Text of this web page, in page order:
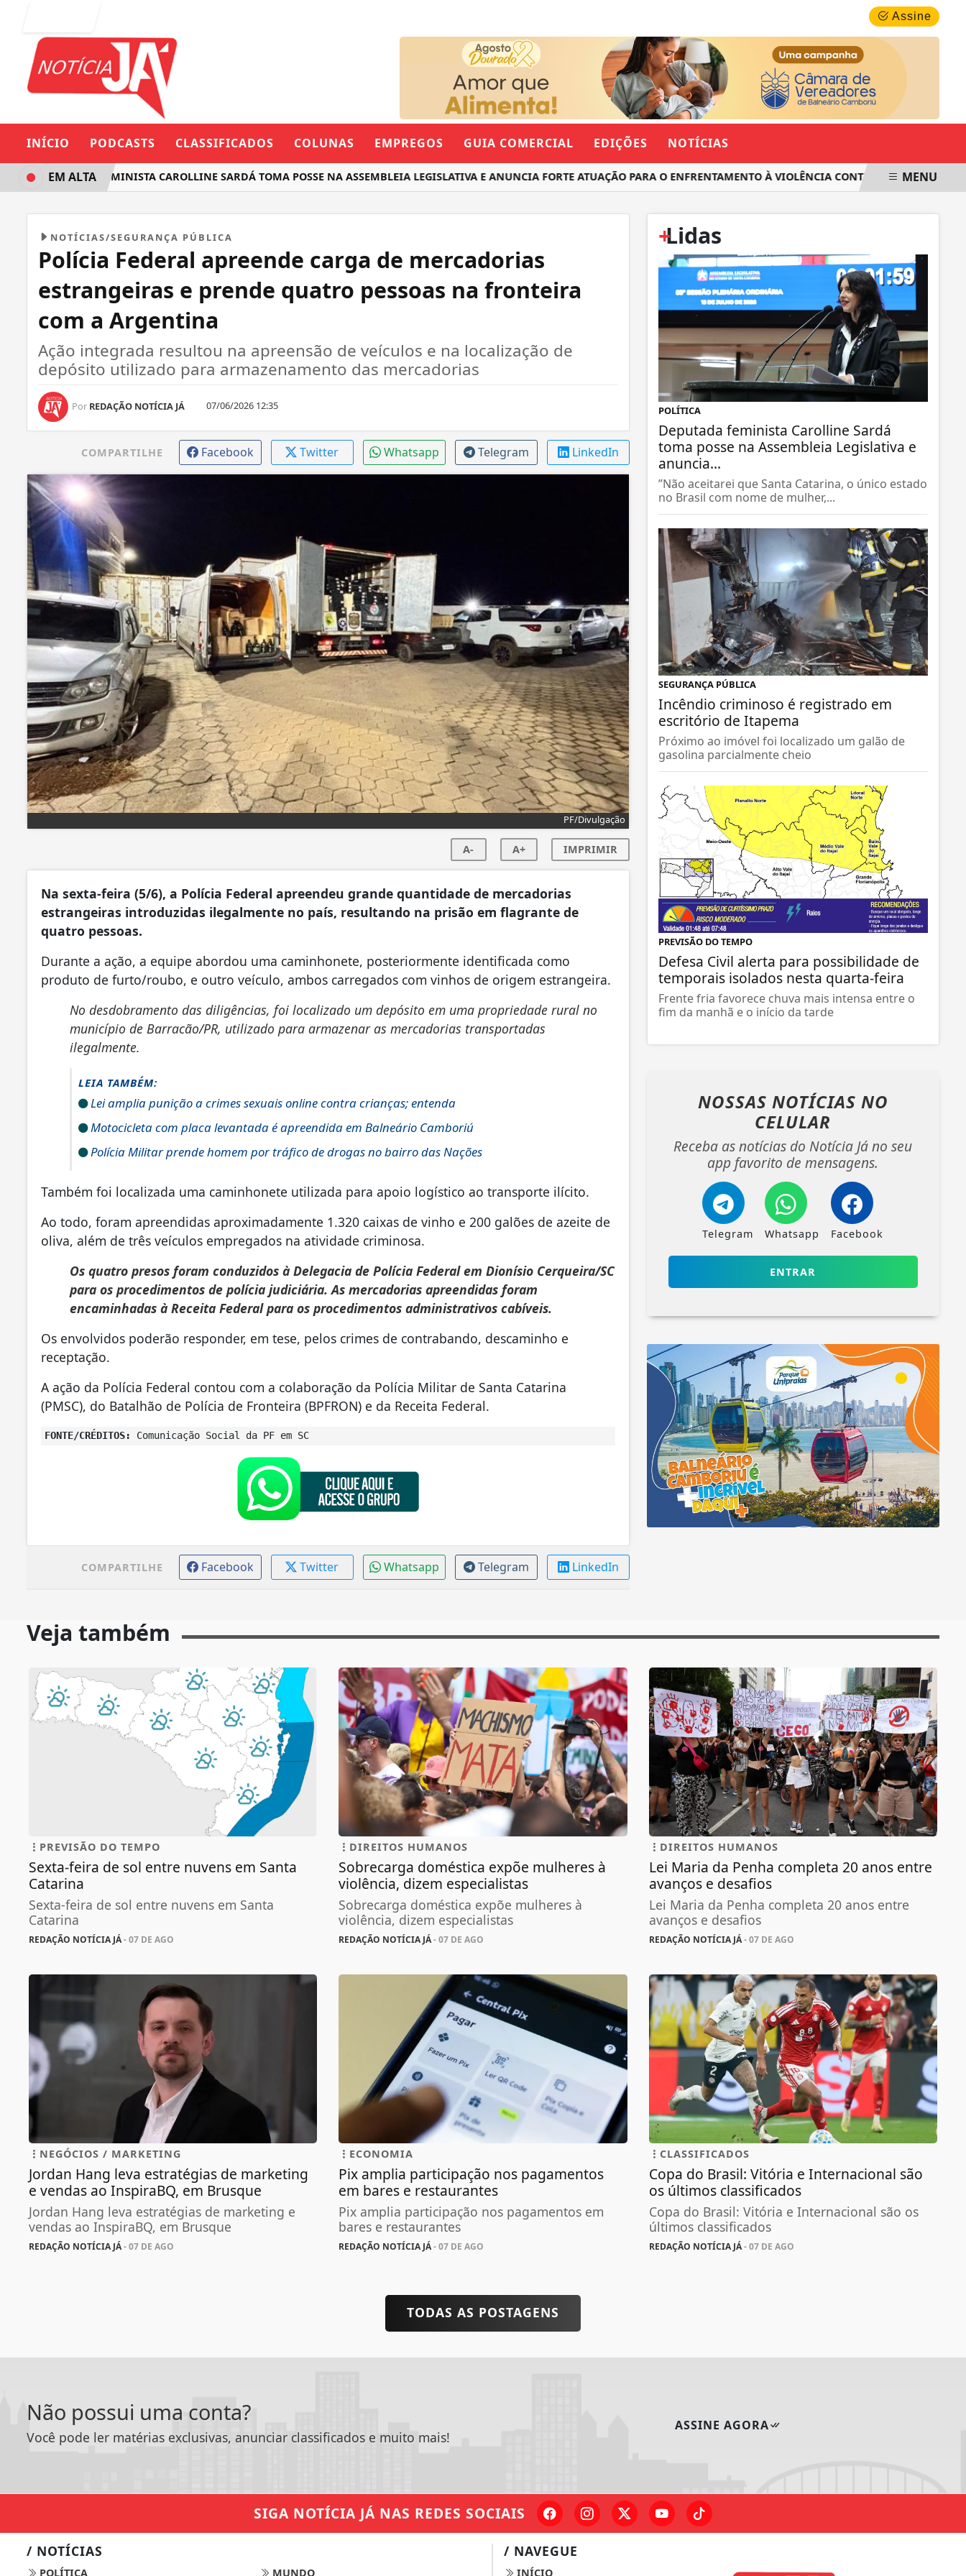
Assine
INÍCIO PODCASTS CLASSIFICADOS COLUNAS EMPREGOS GUIA COMERCIAL EDIÇÕES NOTÍCIAS
DEPUTADA FEMINISTA CAROLLINE SARDÁ TOMA POSSE NA ASSEMBLEIA LEGISLATIVA E ANUNCIA FORTE ATUAÇÃO PARA O ENFRENTAMENTO À VIOLÊNCIA CONTRA AS MULHERES EM
EM ALTA MENU
NOTÍCIAS/SEGURANÇA PÚBLICA
Polícia Federal apreende carga de mercadorias
estrangeiras e prende quatro pessoas na fronteira
com a Argentina
Ação integrada resultou na apreensão de veículos e na localização de
depósito utilizado para armazenamento das mercadorias
Por REDAÇÃO NOTÍCIA JÁ 07/06/2026 12:35
COMPARTILHE Facebook Twitter Whatsapp Telegram LinkedIn
PF/Divulgação
A- A+ IMPRIMIR
Na sexta-feira (5/6), a Polícia Federal apreendeu grande quantidade de mercadorias
estrangeiras introduzidas ilegalmente no país, resultando na prisão em flagrante de
quatro pessoas.
Durante a ação, a equipe abordou uma caminhonete, posteriormente identificada como
produto de furto/roubo, e outro veículo, ambos carregados com vinhos de origem estrangeira.
No desdobramento das diligências, foi localizado um depósito em uma propriedade rural no
município de Barracão/PR, utilizado para armazenar as mercadorias transportadas
ilegalmente.
LEIA TAMBÉM:
Lei amplia punição a crimes sexuais online contra crianças; entenda
Motocicleta com placa levantada é apreendida em Balneário Camboriú
Polícia Militar prende homem por tráfico de drogas no bairro das Nações
Também foi localizada uma caminhonete utilizada para apoio logístico ao transporte ilícito.
Ao todo, foram apreendidas aproximadamente 1.320 caixas de vinho e 200 galões de azeite de
oliva, além de três veículos empregados na atividade criminosa.
Os quatro presos foram conduzidos à Delegacia de Polícia Federal em Dionísio Cerqueira/SC
para os procedimentos de polícia judiciária. As mercadorias apreendidas foram
encaminhadas à Receita Federal para os procedimentos administrativos cabíveis.
Os envolvidos poderão responder, em tese, pelos crimes de contrabando, descaminho e
receptação.
A ação da Polícia Federal contou com a colaboração da Polícia Militar de Santa Catarina
(PMSC), do Batalhão de Polícia de Fronteira (BPFRON) e da Receita Federal.
FONTE/CRÉDITOS: Comunicação Social da PF em SC
COMPARTILHE Facebook Twitter Whatsapp Telegram LinkedIn
+
Lidas
POLÍTICA
Deputada feminista Carolline Sardá
toma posse na Assembleia Legislativa e
anuncia...
”Não aceitarei que Santa Catarina, o único estado
no Brasil com nome de mulher,...
SEGURANÇA PÚBLICA
Incêndio criminoso é registrado em
escritório de Itapema
Próximo ao imóvel foi localizado um galão de
gasolina parcialmente cheio
PREVISÃO DO TEMPO
Defesa Civil alerta para possibilidade de
temporais isolados nesta quarta-feira
Frente fria favorece chuva mais intensa entre o
fim da manhã e o início da tarde
NOSSAS NOTÍCIAS NO
CELULAR
Receba as notícias do Notícia Já no seu
app favorito de mensagens.
Telegram Whatsapp Facebook
ENTRAR
Veja também
PREVISÃO DO TEMPO
Sexta-feira de sol entre nuvens em Santa
Catarina
Sexta-feira de sol entre nuvens em Santa
Catarina
REDAÇÃO NOTÍCIA JÁ- 07 DE AGO
DIREITOS HUMANOS
Sobrecarga doméstica expõe mulheres à
violência, dizem especialistas
Sobrecarga doméstica expõe mulheres à
violência, dizem especialistas
REDAÇÃO NOTÍCIA JÁ- 07 DE AGO
DIREITOS HUMANOS
Lei Maria da Penha completa 20 anos entre
avanços e desafios
Lei Maria da Penha completa 20 anos entre
avanços e desafios
REDAÇÃO NOTÍCIA JÁ- 07 DE AGO
NEGÓCIOS / MARKETING
Jordan Hang leva estratégias de marketing
e vendas ao InspiraBQ, em Brusque
Jordan Hang leva estratégias de marketing e
vendas ao InspiraBQ, em Brusque
REDAÇÃO NOTÍCIA JÁ- 07 DE AGO
ECONOMIA
Pix amplia participação nos pagamentos
em bares e restaurantes
Pix amplia participação nos pagamentos em
bares e restaurantes
REDAÇÃO NOTÍCIA JÁ- 07 DE AGO
CLASSIFICADOS
Copa do Brasil: Vitória e Internacional são
os últimos classificados
Copa do Brasil: Vitória e Internacional são os
últimos classificados
REDAÇÃO NOTÍCIA JÁ- 07 DE AGO
TODAS AS POSTAGENS
Não possui uma conta?
Você pode ler matérias exclusivas, anunciar classificados e muito mais!
ASSINE AGORA
SIGA NOTÍCIA JÁ NAS REDES SOCIAIS
/ NOTÍCIAS
POLÍTICA MUNDO
/ NAVEGUE
INÍCIO